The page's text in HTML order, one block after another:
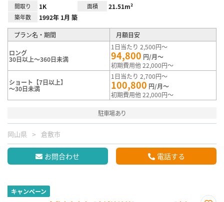
間取り 1K 面積 21.51m²
築年数 1992年 1月 築
プラン名・期間 月額目安
ロング
30日以上～360日未満
1日当たり 2,500円～
94,800 円/月～
初期費用他 22,000円～
ショート【7日以上】
～30日未満
1日当たり 2,700円～
100,800 円/月～
初期費用他 22,000円～
駐車場あり
岡山県 倉敷市
お問合わせ 電話する
キャンペーン